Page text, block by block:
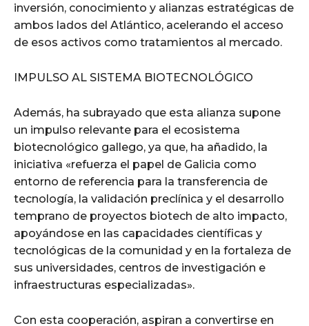
inversión, conocimiento y alianzas estratégicas de
ambos lados del Atlántico, acelerando el acceso
de esos activos como tratamientos al mercado.
IMPULSO AL SISTEMA BIOTECNOLÓGICO
Además, ha subrayado que esta alianza supone
un impulso relevante para el ecosistema
biotecnológico gallego, ya que, ha añadido, la
iniciativa «refuerza el papel de Galicia como
entorno de referencia para la transferencia de
tecnología, la validación preclínica y el desarrollo
temprano de proyectos biotech de alto impacto,
apoyándose en las capacidades científicas y
tecnológicas de la comunidad y en la fortaleza de
sus universidades, centros de investigación e
infraestructuras especializadas».
Con esta cooperación, aspiran a convertirse en